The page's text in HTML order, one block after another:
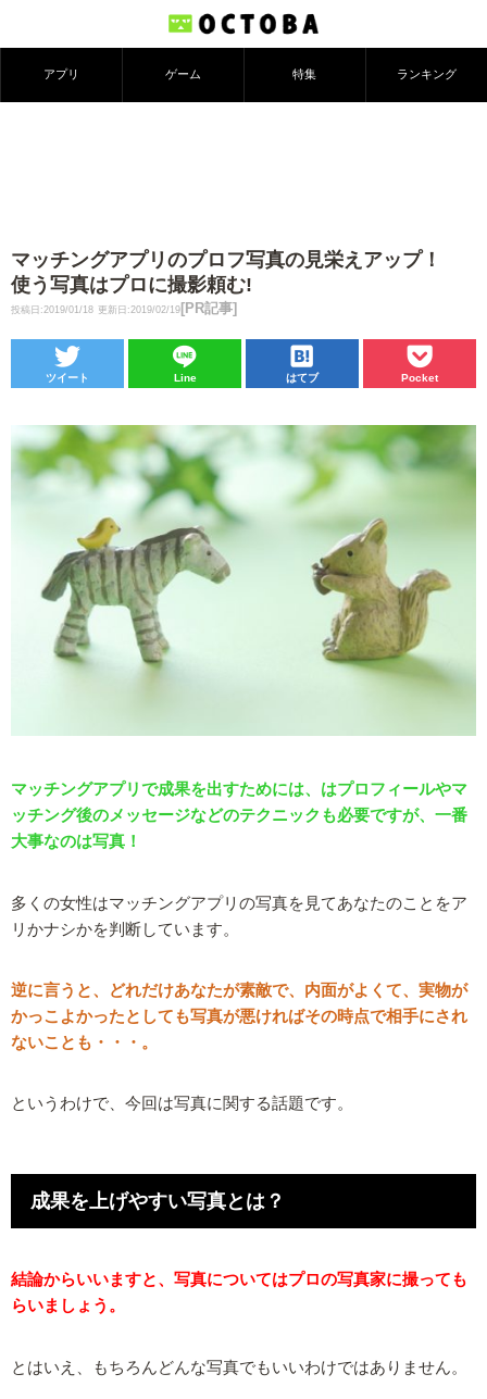
アプリ ゲーム 特集 ランキング
マッチングアプリのプロフ写真の見栄えアップ！
使う写真はプロに撮影頼む!
投稿日:2019/01/18 更新日:2019/02/19 [PR記事]
ツイート Line はてブ Pocket
マッチングアプリで成果を出すためには、はプロフィールやマ
ッチング後のメッセージなどのテクニックも必要ですが、一番
大事なのは写真！
多くの女性はマッチングアプリの写真を見てあなたのことをア
リかナシかを判断しています。
逆に言うと、どれだけあなたが素敵で、内面がよくて、実物が
かっこよかったとしても写真が悪ければその時点で相手にされ
ないことも・・・。
というわけで、今回は写真に関する話題です。
成果を上げやすい写真とは？
結論からいいますと、写真についてはプロの写真家に撮っても
らいましょう。
とはいえ、もちろんどんな写真でもいいわけではありません。